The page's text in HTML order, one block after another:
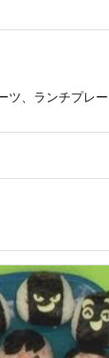
、ランチプレ